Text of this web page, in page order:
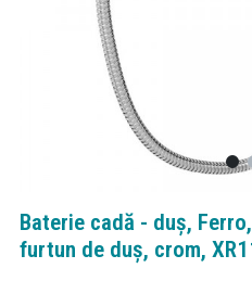
Baterie cadă - duș,
furtun de duș, crom,